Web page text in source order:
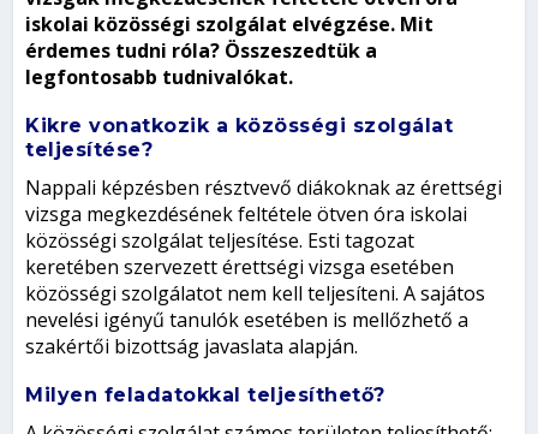
iskolai közösségi szolgálat elvégzése. Mit
érdemes tudni róla? Összeszedtük a
legfontosabb tudnivalókat.
Kikre vonatkozik a közösségi szolgálat
teljesítése?
Nappali képzésben résztvevő diákoknak az érettségi
vizsga megkezdésének feltétele ötven óra iskolai
közösségi szolgálat teljesítése. Esti tagozat
keretében szervezett érettségi vizsga esetében
közösségi szolgálatot nem kell teljesíteni. A sajátos
nevelési igényű tanulók esetében is mellőzhető a
szakértői bizottság javaslata alapján.
Milyen feladatokkal teljesíthető?